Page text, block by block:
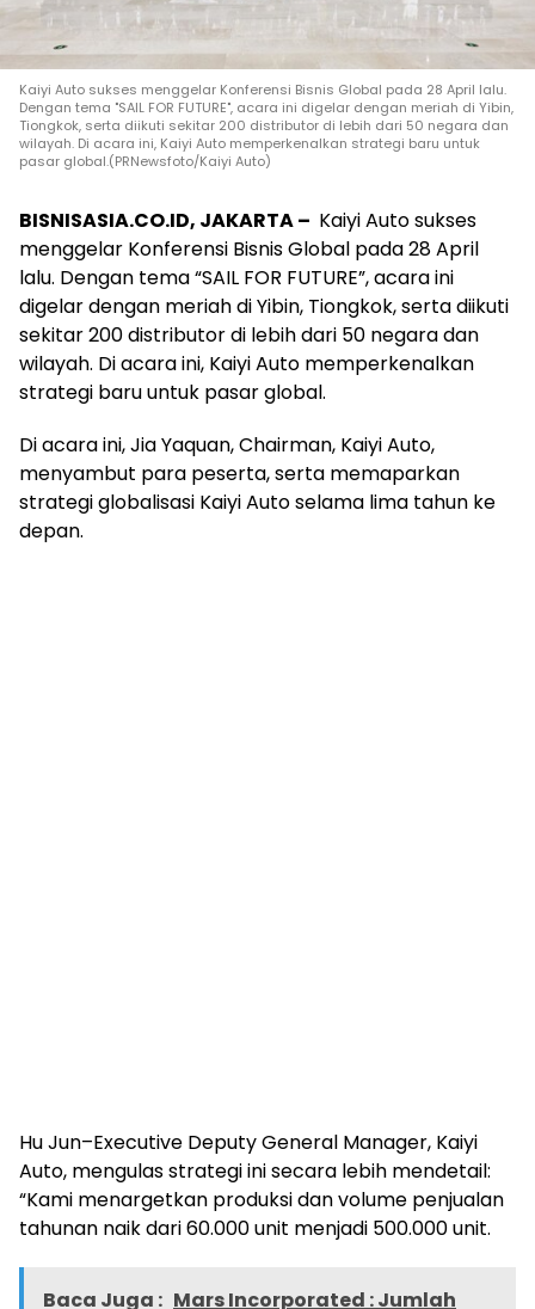
Kaiyi Auto sukses menggelar Konferensi Bisnis Global pada 28 April lalu.
Dengan tema "SAIL FOR FUTURE", acara ini digelar dengan meriah di Yibin,
Tiongkok, serta diikuti sekitar 200 distributor di lebih dari 50 negara dan
wilayah. Di acara ini, Kaiyi Auto memperkenalkan strategi baru untuk
pasar global.(PRNewsfoto/Kaiyi Auto)
BISNISASIA.CO.ID, JAKARTA – Kaiyi Auto sukses
menggelar Konferensi Bisnis Global pada 28 April
lalu. Dengan tema “SAIL FOR FUTURE”, acara ini
digelar dengan meriah di Yibin, Tiongkok, serta diikuti
sekitar 200 distributor di lebih dari 50 negara dan
wilayah. Di acara ini, Kaiyi Auto memperkenalkan
strategi baru untuk pasar global.
Di acara ini, Jia Yaquan, Chairman, Kaiyi Auto,
menyambut para peserta, serta memaparkan
strategi globalisasi Kaiyi Auto selama lima tahun ke
depan.
Hu Jun–Executive Deputy General Manager, Kaiyi
Auto, mengulas strategi ini secara lebih mendetail:
“Kami menargetkan produksi dan volume penjualan
tahunan naik dari 60.000 unit menjadi 500.000 unit.
Baca Juga : Mars Incorporated : Jumlah